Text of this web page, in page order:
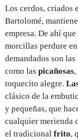
Los cerdos, criados
Bartolomé,
empresa. De ahí
morcillas perdure
demandados son las
como las picañosas
toquecito alegre.
clásico de la
y pequeñas, que
cualquier merienda
el tradicional frito,